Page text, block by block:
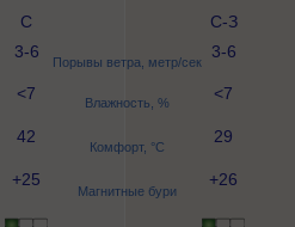
Порывы ветра, метр/сек
Влажность, %
Комфорт, °C
Магнитные бури
С
3-6
С-З
3-6
<7 <7
42 29
+25 +26